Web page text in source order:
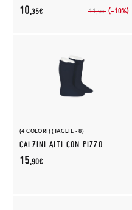
11,50€ (-10%)
10,35€
(4 COLORI) (TAGLIE - 8)
CALZINI ALTI CON PIZZO
15,90€